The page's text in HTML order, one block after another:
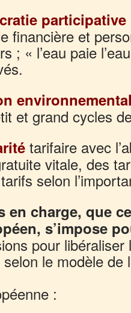
participative
financière et
; « l’eau paie
et grand cycles
tarifaire avec
vitale, des
selon
en charge, que
s’impose
pour
le modèle de
: